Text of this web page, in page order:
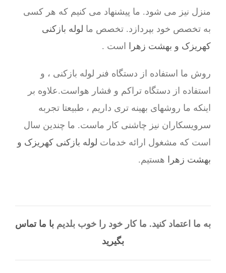
منزل نیز می شود. ما پیشنهاد می کنیم که هر کسی
به تخصص خود بپردازد. تخصص ما لوله بازکنی
کهریزک و بهشت زهرا
است .
روش ما استفاده از دستگاه فنر لوله بازکنی ، و
استفاده از دستگاه تراکم و فشار هواست.علاوه بر
اینکه ما روشهای بهینه تری داریم ، طبیعتا تجربه
سرویسکاران نیز چاشنی کار ماست. ما چندین سال
است که مشغول ارائه خدمات لوله بازکنی کهریزک و
بهشت زهرا
هستیم.
به ما اعتماد کنید. ما کار خود را خوب بلدیم با ما تماس
بگیرید